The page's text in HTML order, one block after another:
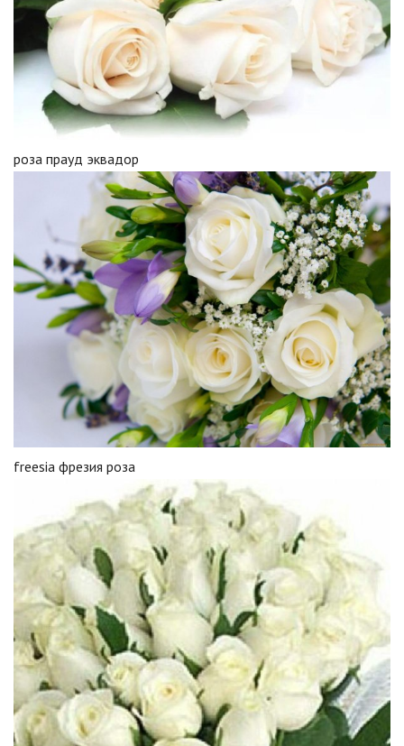
роза прауд эквадор
freesia фрезия роза